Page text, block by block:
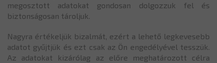
megosztott adatokat gondosan dolgozzuk fel és
biztonságosan tároljuk.
Nagyra értékeljük bizalmát, ezért a lehető legkevesebb
adatot gyűjtjük és ezt csak az Ön engedélyével tesszük.
Az adatokat kizárólag az előre meghatározott célra